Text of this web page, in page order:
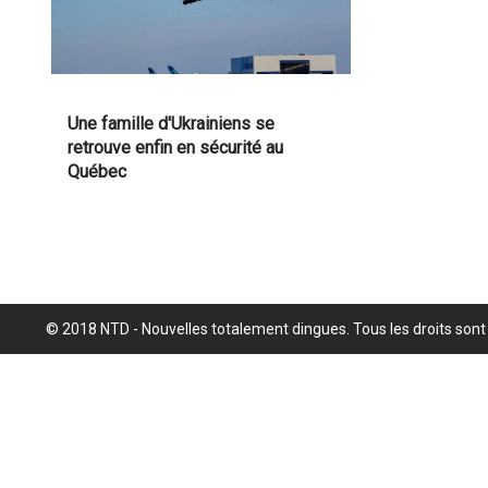
Une famille d'Ukrainiens se
retrouve enfin en sécurité au
Québec
© 2018 NTD - Nouvelles totalement dingues. Tous les droits